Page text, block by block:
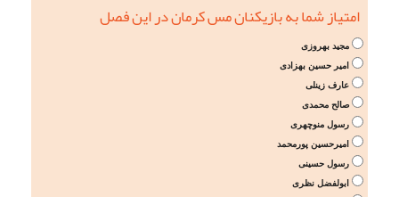
امتیاز شما به بازیکنان مس کرمان در این فصل
مجید بهروزی
امیر حسین بهزادی
عارف زینلی
صالح محمدی
رسول منوچهری
امیرحسین پورمحمد
رسول حسینی
ابولفضل نظری